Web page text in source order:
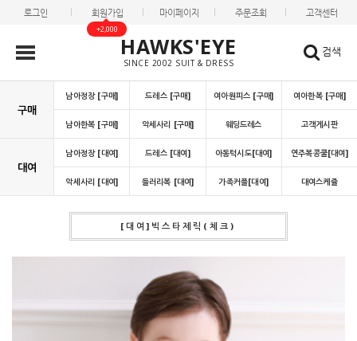
로그인 회원가입
+2,000
마이페이지 주문조회 고객센터
HAWKS'EYE
SINCE 2002 SUIT & DRESS
검색
구매
남아정장 [구매] 드레스 [구매] 여아원피스 [구매] 여아한복 [구매]
남아한복 [구매] 악세사리 [구매] 웨딩드레스 고객게시판
대여
남아정장 [대여] 드레스 [대여] 아동턱시도[대여] 연주복콩쿨[대여]
악세사리 [대여] 들러리복 [대여] 가족커플[대여] 대여스케쥴
[대여]빅스타제릭(체크)